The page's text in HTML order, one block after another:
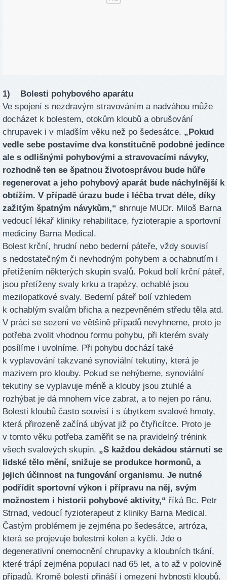
1) Bolesti pohybového aparátu
Ve spojení s nezdravým stravováním a nadváhou může
docházet k bolestem, otokům kloubů a obrušování
chrupavek i v mladším věku než po šedesátce. „Pokud
vedle sebe postavíme dva konstitučně podobné jedince
ale s odlišnými pohybovými a stravovacími návyky,
rozhodně ten se špatnou životosprávou bude hůře
regenerovat a jeho pohybový aparát bude náchylnější k
obtížím. V případě úrazu bude i léčba trvat déle, díky
zažitým špatným návykům,“ shrnuje MUDr. Miloš Barna
vedoucí lékař kliniky rehabilitace, fyzioterapie a sportovní
medicíny Barna Medical.
Bolest krční, hrudní nebo bederní páteře, vždy souvisí
s nedostatečným či nevhodným pohybem a ochabnutím i
přetížením některých skupin svalů. Pokud bolí krční páteř,
jsou přetíženy svaly krku a trapézy, ochablé jsou
mezilopatkové svaly. Bederní páteř bolí vzhledem
k ochablým svalům břicha a nezpevněném středu těla atd.
V práci se sezení ve většině případů nevyhneme, proto je
potřeba zvolit vhodnou formu pohybu, při kterém svaly
posílíme i uvolníme. Při pohybu dochází také
k vyplavování takzvané synoviální tekutiny, která je
mazivem pro klouby. Pokud se nehýbeme, synoviální
tekutiny se vyplavuje méně a klouby jsou ztuhlé a
rozhýbat je dá mnohem více zabrat, a to nejen po ránu.
Bolesti kloubů často souvisí i s úbytkem svalové hmoty,
která přirozeně začíná ubývat již po čtyřicítce. Proto je
v tomto věku potřeba zaměřit se na pravidelný trénink
všech svalových skupin. „S každou dekádou stárnutí se
lidské tělo mění, snižuje se produkce hormonů, a
jejich účinnost na fungování organismu. Je nutné
podřídit sportovní výkon i přípravu na něj, svým
možnostem i historii pohybové aktivity,“ říká Bc. Petr
Strnad, vedoucí fyzioterapeut z kliniky Barna Medical.
Častým problémem je zejména po šedesátce, artróza,
která se projevuje bolestmi kolen a kyčlí. Jde o
degenerativní onemocnění chrupavky a kloubních tkání,
které trápí zejména populaci nad 65 let, a to až v polovině
případů. Kromě bolestí přináší i omezení hybnosti kloubů.